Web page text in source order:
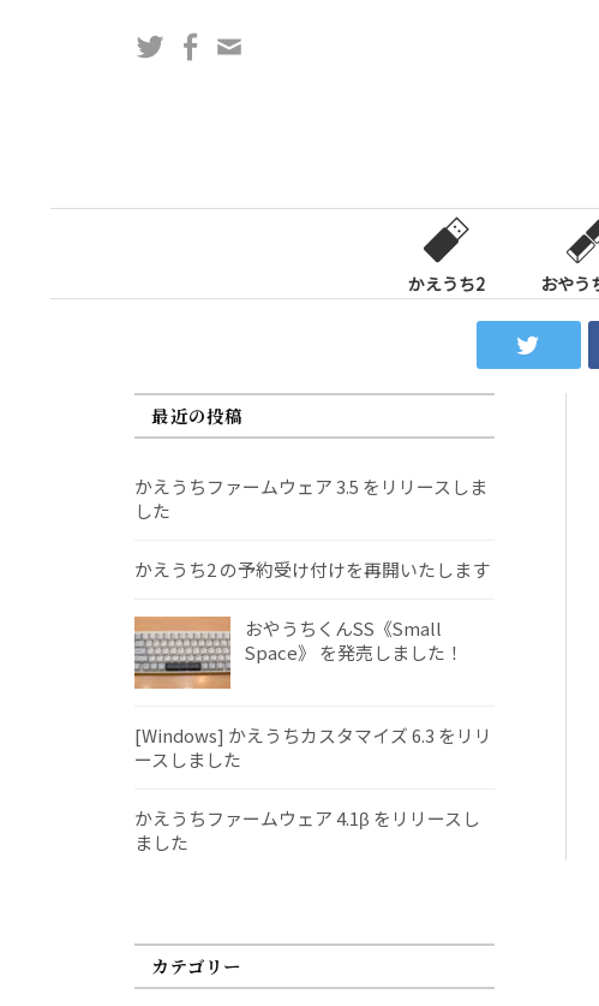
ス
TwitterFacebook
かえうち2 おやう
最近の投稿
かえうちファームウェア 3.5 をリリースしま
した
かえうち2 の予約受け付けを再開いたします
おやうちくんSS《Small
Space》 を発売しました！
[Windows] かえうちカスタマイズ 6.3 をリリ
ースしました
かえうちファームウェア 4.1β をリリースし
ました
カテゴリー